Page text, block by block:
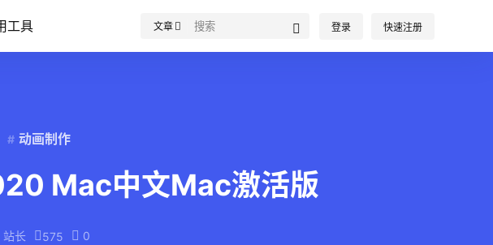
工具 文章 登录 快速注册
动画制作
Mac中文Mac激活版
站长 575 0